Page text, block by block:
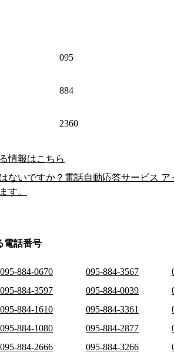
095
884
2360
情報はこちら
ないですか？電話自動応答サービス
す。
電話番号
095-884-0670 095-884-3567
095-884-3597 095-884-0039
095-884-1610 095-884-3361
095-884-1080 095-884-2877
095-884-2666 095-884-3266